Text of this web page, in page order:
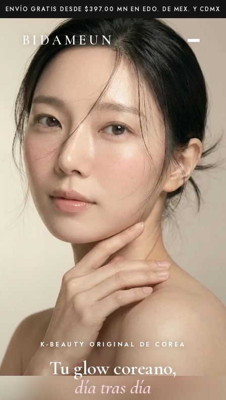
directamente
al contenido
ENVÍO GRATIS DESDE $397.00 MN EN EDO. DE MEX. Y CDMX
BIDAMEUN
K-BEAUTY ORIGINAL DE COREA
Tu glow coreano,
día tras día